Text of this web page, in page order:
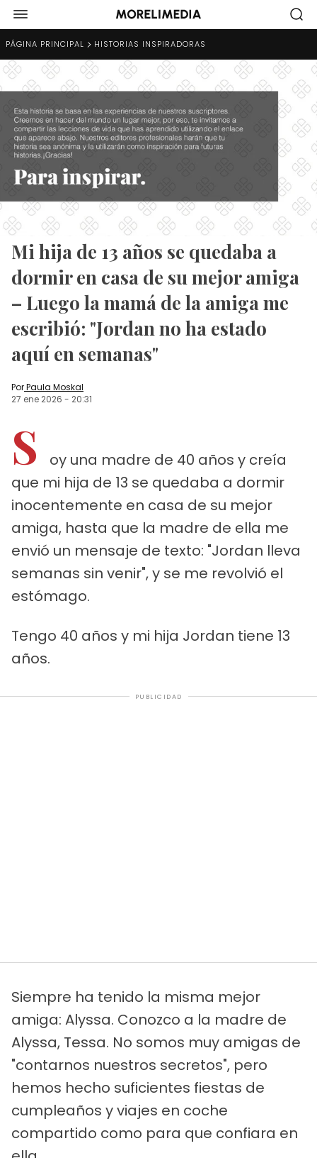
PÁGINA PRINCIPAL HISTORIAS INSPIRADORAS
Mi hija de 13 años se quedaba a
dormir en casa de su mejor amiga
– Luego la mamá de la amiga me
escribió: "Jordan no ha estado
aquí en semanas"
PorPaula Moskal
27 ene 2026 - 20:31
S
oy una madre de 40 años y creía
que mi hija de 13 se quedaba a dormir
inocentemente en casa de su mejor
amiga, hasta que la madre de ella me
envió un mensaje de texto: "Jordan lleva
semanas sin venir", y se me revolvió el
estómago.
Tengo 40 años y mi hija Jordan tiene 13
años.
PUBLICIDAD
Siempre ha tenido la misma mejor
amiga: Alyssa. Conozco a la madre de
Alyssa, Tessa. No somos muy amigas de
"contarnos nuestros secretos", pero
hemos hecho suficientes fiestas de
cumpleaños y viajes en coche
compartido como para que confiara en